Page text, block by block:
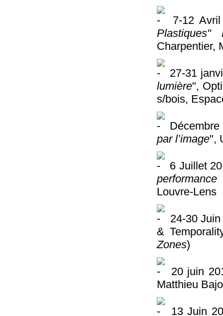
7-12
Charpentier,
27-31
lumière",
s/bois,
par l’image",
6 Juillet
performance
Louvre-Lens
24-30
&
Zones)
20 juin
Matthieu
13 Juin